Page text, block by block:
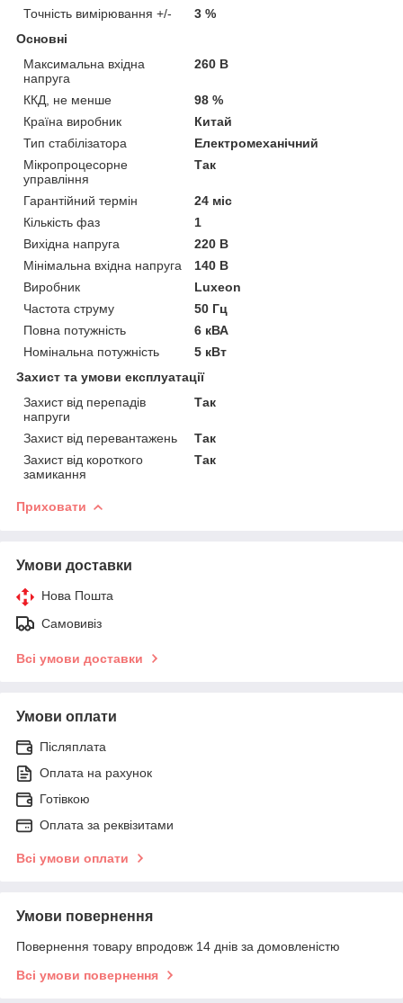
Точність вимірювання +/-
3 %
Основні
Максимальна вхідна
напруга
260 В
ККД, не менше
98 %
Країна виробник
Китай
Тип стабілізатора
Електромеханічний
Мікропроцесорне
управління
Так
Гарантійний термін
24 міс
Кількість фаз
1
Вихідна напруга
220 В
Мінімальна вхідна напруга
140 В
Виробник
Luxeon
Частота струму
50 Гц
Повна потужність
6 кВА
Номінальна потужність
5 кВт
Захист та умови експлуатації
Захист від перепадів
напруги
Так
Захист від перевантажень
Так
Захист від короткого
замикання
Так
Приховати
Умови доставки
Нова Пошта
Самовивіз
Всі умови доставки
Умови оплати
Післяплата
Оплата на рахунок
Готівкою
Оплата за реквізитами
Всі умови оплати
Умови повернення
Повернення товару впродовж 14 днів за домовленістю
Всі умови повернення